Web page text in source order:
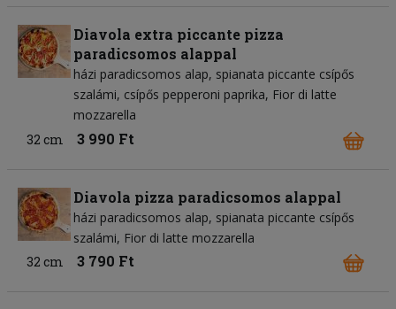
Diavola extra piccante pizza
paradicsomos alappal
házi paradicsomos alap spianata piccante csípős
szalámi csípős pepperoni paprika Fior di latte
mozzarella
32 cm
3 990 Ft
Diavola pizza paradicsomos alappal
házi paradicsomos alap spianata piccante csípős
szalámi Fior di latte mozzarella
32 cm
3 790 Ft